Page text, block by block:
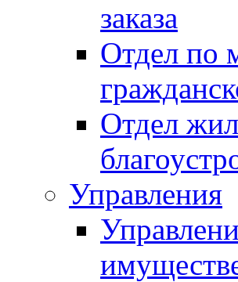
заказа
Отдел по
Отдел
Управления